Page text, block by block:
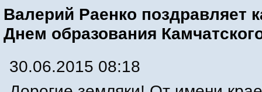
Валерий Раенко поздравляет
Днем образования
30.06.2015 08:18